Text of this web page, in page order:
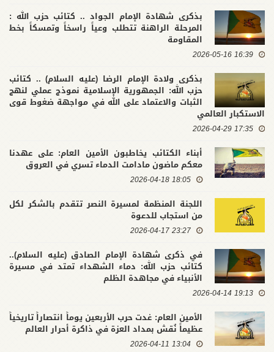
بذكرى شهادة الإمام الجواد .. كتائب حزب الله :
المرحلة الراهنة تتطلب وعياً راسخاً وتمسكاً بخط
المقاومة
16:39 2026-05-16
بذكرى ولادة الإمام الرضا (عليه السلام) .. كتائب
حزب الله: الجمهورية الإسلامية نموذج عملي لنهج
الثبات والاعتماد على الله في مواجهة ضغوط قوى
الاستكبار العالمي
17:35 2026-04-29
أبناء الكتائب يخاطبون الأمين العام: على عهدنا
معكم ماضون مادامت الدماء تسري في العروق
18:05 2026-04-18
اللجنة المنظمة لمسيرة النصر تتقدم بالشكر لكل
من استجاب للدعوة
23:27 2026-04-17
في ذكرى شهادة الإمام الصادق (عليه السلام)..
كتائب حزب الله: دماء الشهداء تمتد في مسيرة
الأنبياء في مجاهدة الظلم
19:13 2026-04-14
الأمين العام: غدت حرب الأربعين يوماً انتصاراً تاريخياً
عظيماً نُقش بمداد العزة في ذاكرة أحرار العالم
13:04 2026-04-11